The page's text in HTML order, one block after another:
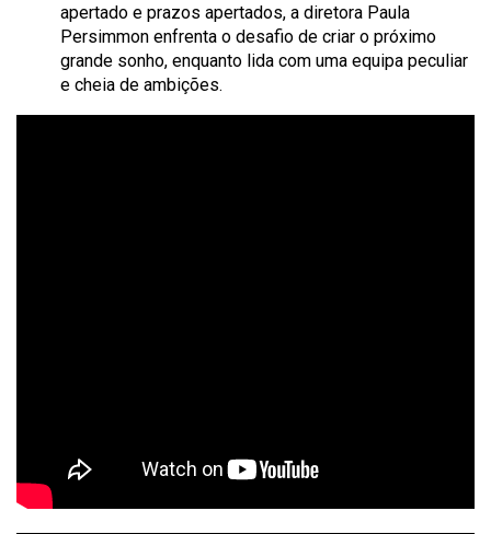
apertado e prazos apertados, a diretora Paula
Persimmon enfrenta o desafio de criar o próximo
grande sonho, enquanto lida com uma equipa peculiar
e cheia de ambições.